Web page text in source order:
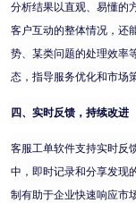
分析结果以直观、易懂的
客户互动的整体情况，还
势、某类问题的处理效率
态，指导服务优化和市场
四、实时反馈，持续改进
客服工单软件支持实时反
中，即时记录和分享发现
制有助于企业快速响应市